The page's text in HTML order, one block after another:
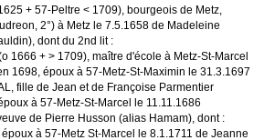
+ 57-Peltre < 1709), bourgeois de Metz,
2°) à Metz le 7.5.1658 de Madeleine
dont du 2nd lit :
1666 + > 1709), maître d'école à Metz-St-Marcel
1698, époux à 57-Metz-St-Maximin le 31.3.1697
fille de Jean et de Françoise Parmentier
à 57-Metz-St-Marcel le 11.11.1686
de Pierre Husson (alias Hamam), dont :
à 57-Metz St-Marcel le 8.1.1711 de Jeanne